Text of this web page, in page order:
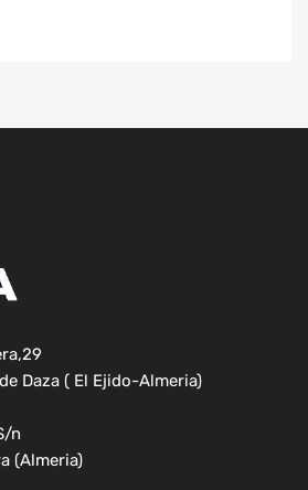
Daza ( El Ejido-Almeria)
n
(Almeria)